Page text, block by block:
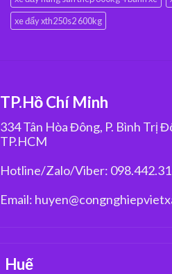
xe đẩy xth250s2 600kg
TP.Hồ Chí Minh
334 Tân Hòa Đông, P. Bình Trị
TP.HCM
Hotline/Zalo/Viber:
Email:
Huế